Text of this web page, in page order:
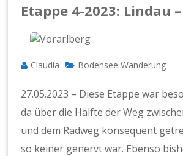
Etappe 4-2023: Lindau
Claudia Bodensee Wanderung
27.05.2023 – Diese Etappe war
da über die Hälfte der Weg
und dem Radweg konsequent
so keiner genervt war. Ebenso